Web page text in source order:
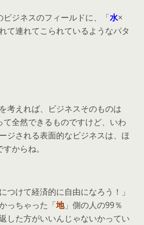
ビジネスのフィールドに、「水×
て連れてこられているようなパタ
考えれば、ビジネスそのものは
て全然できるものですけど、いわ
ジされる表面的なビジネスは、ほ
からね。
つけて経済的に自由になろう！」
っちゃった「地」側の人の99％
した方がいいんじゃないかってい